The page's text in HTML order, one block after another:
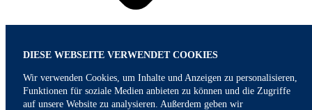
DIESE WEBSEITE VERWENDET COOKIES
Wir verwenden Cookies, um Inhalte und Anzeigen zu personalisieren,
Funktionen für soziale Medien anbieten zu können und die Zugriffe
auf unsere Website zu analysieren. Außerdem geben wir